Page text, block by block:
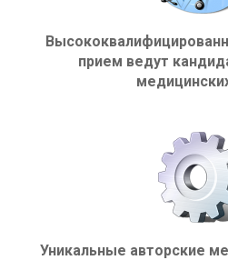
прием ведут
Уникальные авторские